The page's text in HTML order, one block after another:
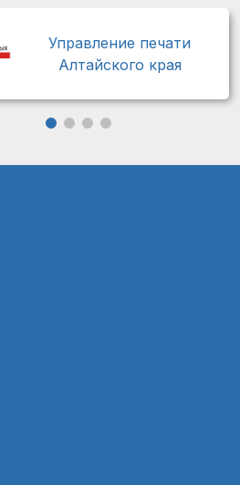
Управление печати
Алтайского края